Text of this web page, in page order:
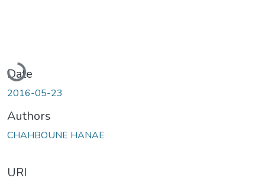
Loading...
Date
2016-05-23
Authors
CHAHBOUNE HANAE
URI